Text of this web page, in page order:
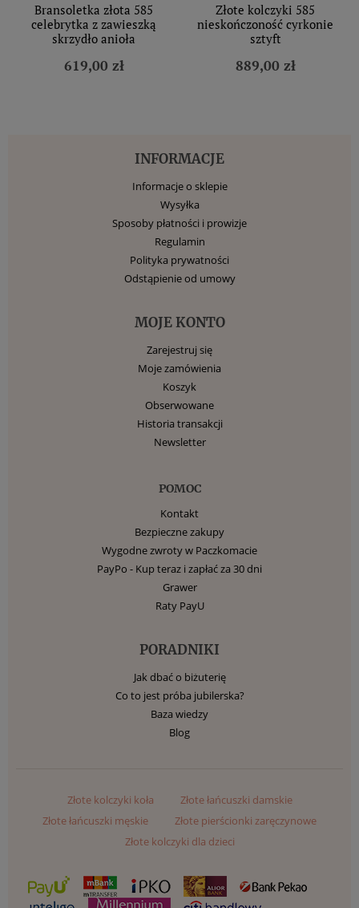
Bransoletka złota 585
celebrytka z zawieszką
skrzydło anioła
619,00 zł
Złote kolczyki 585
nieskończoność cyrkonie
sztyft
889,00 zł
INFORMACJE
Informacje o sklepie
Wysyłka
Sposoby płatności i prowizje
Regulamin
Polityka prywatności
Odstąpienie od umowy
MOJE KONTO
Zarejestruj się
Moje zamówienia
Koszyk
Obserwowane
Historia transakcji
Newsletter
POMOC
Kontakt
Bezpieczne zakupy
Wygodne zwroty w Paczkomacie
PayPo - Kup teraz i zapłać za 30 dni
Grawer
Raty PayU
PORADNIKI
Jak dbać o biżuterię
Co to jest próba jubilerska?
Baza wiedzy
Blog
Złote kolczyki koła
Złote łańcuszki damskie
Złote łańcuszki męskie
Złote pierścionki zaręczynowe
Złote kolczyki dla dzieci